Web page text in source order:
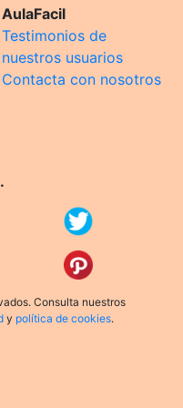
AulaFacil
Testimonios de
nuestros usuarios
Contacta con nosotros
Consulta nuestros
y política de cookies.